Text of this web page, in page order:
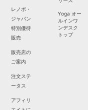
レノボ・
ジャパン
特別優待
販売
販売店の
ご案内
注文ステ
ータス
アフィリ
Yoga オー
ルインワ
ンデスク
トップ